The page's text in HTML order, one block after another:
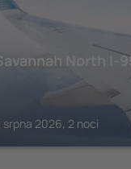
North I-
2026, 2 noci